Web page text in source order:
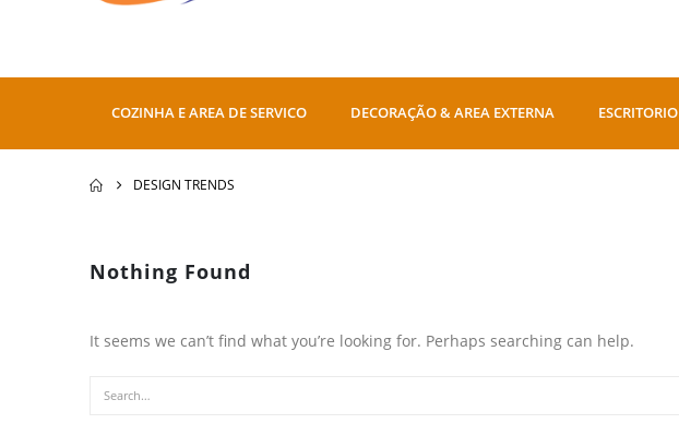
COZINHA E AREA DE SERVICO DECORAÇÃO & AREA EXTERNA ESCRITORIO
DESIGN TRENDS
Nothing Found
It seems we can’t find what you’re looking for. Perhaps searching can help.